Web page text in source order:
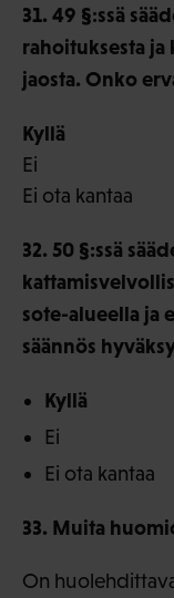
31. 49 §:ssä
rahoituksesta ja
jaosta. Onko
Kyllä
Ei
Ei ota kantaa
32. 50 §:ssä
sote-alueella ja
säännös
Kyllä
Ei
Ei ota kantaa
33. Muita
On